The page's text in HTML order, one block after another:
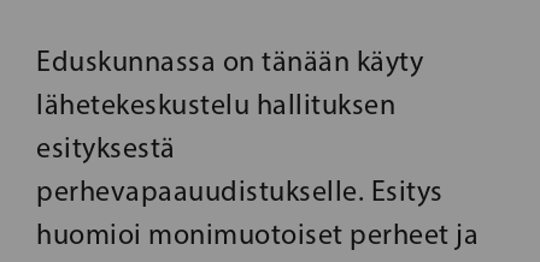
Eduskunnassa on tänään käyty
lähetekeskustelu hallituksen
esityksestä
perhevapaauudistukselle. Esitys
huomioi monimuotoiset perheet ja